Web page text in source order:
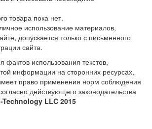
товара пока нет.
использование материалов,
допускается только с письменного
сайта.
фактов использования текстов,
информации на сторонних ресурсах,
право применения норм соблюдения
действующего законодательства
LLC 2015